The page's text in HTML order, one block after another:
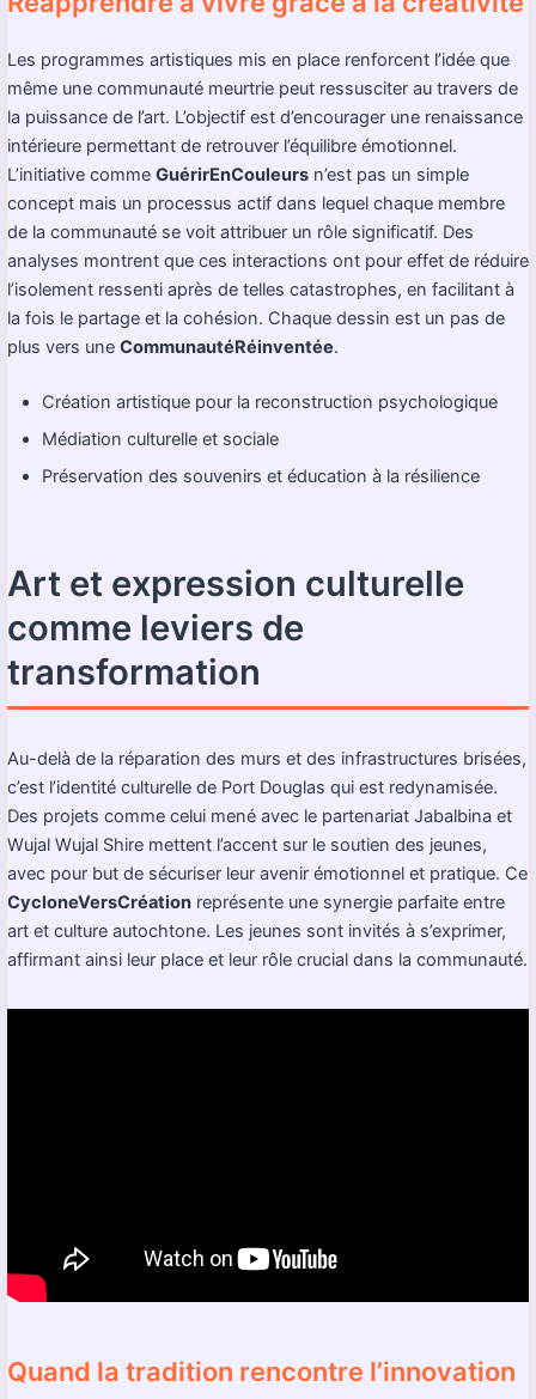
Les programmes artistiques mis en place renforcent l’idée que
même une communauté meurtrie peut ressusciter au travers de
la puissance de l’art. L’objectif est d’encourager une renaissance
intérieure permettant de retrouver l’équilibre émotionnel.
L’initiative comme GuérirEnCouleurs n’est pas un simple
concept mais un processus actif dans lequel chaque membre
de la communauté se voit attribuer un rôle significatif. Des
analyses montrent que ces interactions ont pour effet de réduire
l’isolement ressenti après de telles catastrophes, en facilitant à
la fois le partage et la cohésion. Chaque dessin est un pas de
plus vers une CommunautéRéinventée.
Création artistique pour la reconstruction psychologique
Médiation culturelle et sociale
Préservation des souvenirs et éducation à la résilience
Art et expression culturelle
comme leviers de
transformation
Au-delà de la réparation des murs et des infrastructures brisées,
c’est l’identité culturelle de Port Douglas qui est redynamisée.
Des projets comme celui mené avec le partenariat Jabalbina et
Wujal Wujal Shire mettent l’accent sur le soutien des jeunes,
avec pour but de sécuriser leur avenir émotionnel et pratique. Ce
CycloneVersCréation représente une synergie parfaite entre
art et culture autochtone. Les jeunes sont invités à s’exprimer,
affirmant ainsi leur place et leur rôle crucial dans la communauté.
Quand la tradition rencontre l’innovation